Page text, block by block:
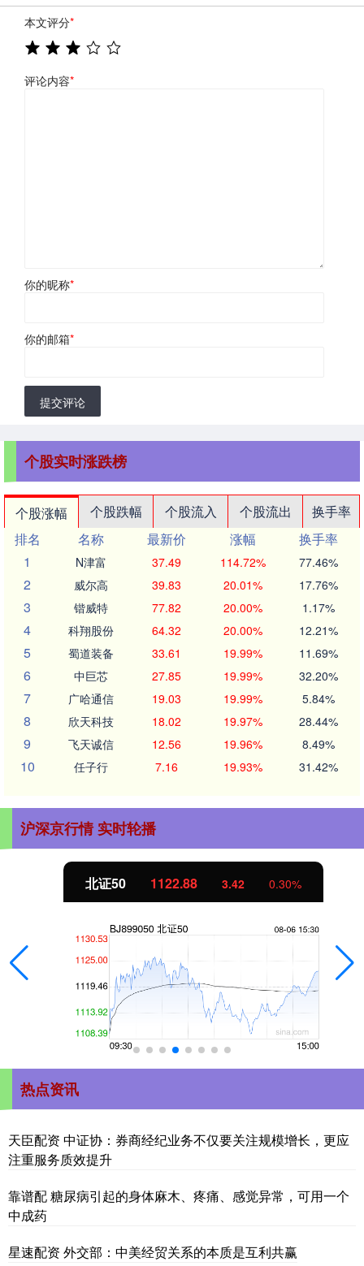
本文评分*
评论内容*
你的昵称*
你的邮箱*
提交评论
个股实时涨跌榜
个股涨幅 个股跌幅 个股流入 个股流出
换手率
排名
名称 最新价 涨幅
换手率
1
N津富 37.49 114.72% 77.46%
2 威尔高 39.83 20.01% 17.76%
3 锴威特 77.82 20.00% 1.17%
4 科翔股份 64.32 20.00% 12.21%
5 蜀道装备 33.61 19.99% 11.69%
6 中巨芯 27.85 19.99% 32.20%
7 广哈通信 19.03 19.99% 5.84%
8 欣天科技 18.02 19.97% 28.44%
9 飞天诚信 12.56 19.96% 8.49%
10 任子行 7.16 19.93% 31.42%
沪深京行情 实时轮播
北证50 1122.88 3.42 0.30%
热点资讯
天臣配资 中证协：券商经纪业务不仅要关注规模增长，更应
注重服务质效提升
靠谱配 糖尿病引起的身体麻木、疼痛、感觉异常，可用一个
中成药
星速配资 外交部：中美经贸关系的本质是互利共赢